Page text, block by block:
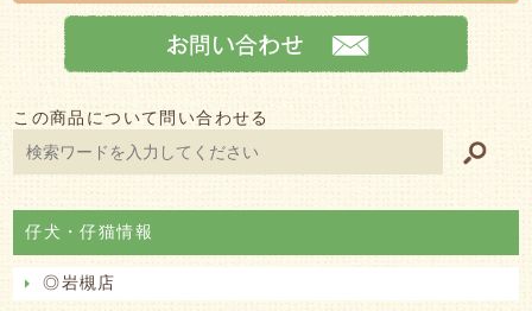
この商品について問い合わせる
仔犬・仔猫情報
◎岩槻店